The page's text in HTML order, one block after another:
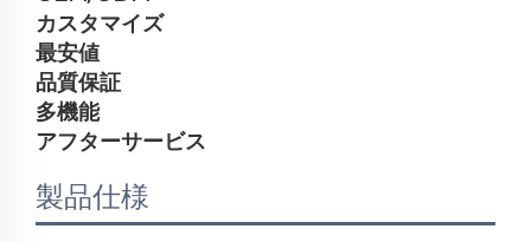
カスタマイズ
最安値
品質保証
多機能
アフターサービス
製品仕様